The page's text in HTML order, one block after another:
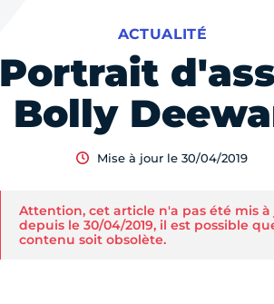
Portrait
Bolly
ACTUALITÉ
Mise à jour le 30/04/2019
Attention, cet article n'a pas été mis à
depuis le 30/04/2019, il est possible
contenu soit obsolète.